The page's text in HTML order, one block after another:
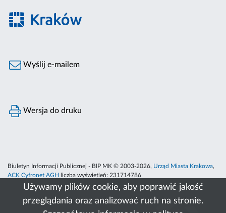
Używamy plików cookie, aby poprawić jakość
przeglądania oraz analizować ruch na stronie.
Wyślij e-mailem
Wersja do druku
Biuletyn Informacji Publicznej - BIP MK © 2003-2026, Urząd Miasta Krakowa,
ACK Cyfronet AGH
liczba wyświetleń: 231714786